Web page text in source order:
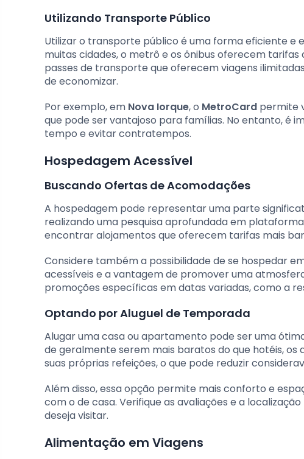
Utilizando Transporte Público
Utilizar o transporte público é uma forma eficiente e
muitas cidades, o metrô e os ônibus oferecem
passes de transporte que oferecem viagens
de economizar.
Por exemplo, em Nova Iorque, o MetroCard permite
que pode ser vantajoso para famílias. No entanto, é
tempo e evitar contratempos.
Hospedagem Acessível
Buscando Ofertas de Acomodações
A hospedagem pode representar uma parte
realizando uma pesquisa aprofundada em
encontrar alojamentos que oferecem tarifas mais
Considere também a possibilidade de se hospedar
acessíveis e a vantagem de promover uma
promoções específicas em datas variadas, como a
Optando por Aluguel de Temporada
Alugar uma casa ou apartamento pode ser uma
de geralmente serem mais baratos do que hotéis,
suas próprias refeições, o que pode reduzir
Além disso, essa opção permite mais conforto e
com o de casa. Verifique as avaliações e a
deseja visitar.
Alimentação em Viagens